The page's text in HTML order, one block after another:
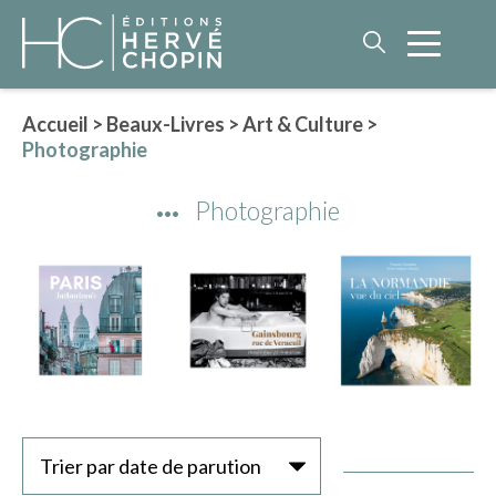
NOS AUTEURS
POLAR
IMAGINAIRE
LITTÉRATURE GÉNÉRALE
BEAUX-LIVRES
Accueil > Beaux-Livres >Art & Culture >
Photographie
Photographie
Trier par date de parution